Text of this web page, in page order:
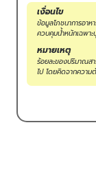
เงื่อนไข
ข้อมูลโภชนาการอาห
ควบคุมน้ำหนักเฉพาะ
หมายเหตุ
ร้อยละของปริมาณส
ไป โดยคิดจากควา